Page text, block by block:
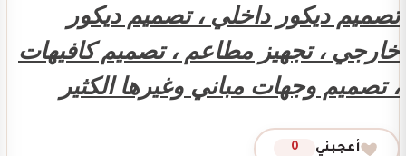
تصميم ديكور داخلي ، تصميم ديكور
خارجي ، تجهيز مطاعم ، تصميم كافيهات
، تصميم وجهات مباني وغيرها الكثير
أعجبني 0